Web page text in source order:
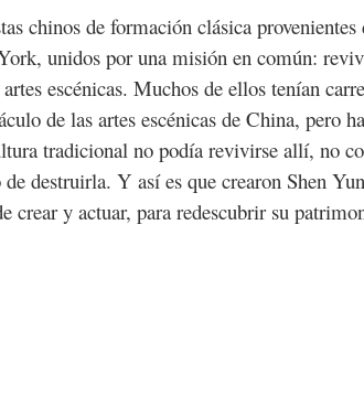
chinos de formación clásica provenientes
unidos por una misión en común:
escénicas. Muchos de ellos tenían
de las artes escénicas de China, pero
tradicional no podía revivirse allí, no
de destruirla. Y así es que crearon Shen
crear y actuar, para redescubrir su